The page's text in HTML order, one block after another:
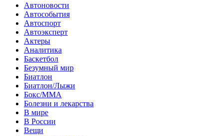
Автоновости
Автособытия
Автоспорт
Автоэксперт
Актеры
Аналитика
Баскетбол
Безумный мир
Биатлон
Биатлон/Лыжи
Бокс/MMA
Болезни и лекарства
В мире
В России
Вещи